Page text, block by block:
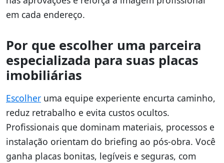
em cada endereço.
Por que escolher uma parceira
especializada para suas placas
imobiliárias
Escolher uma equipe experiente encurta caminho,
reduz retrabalho e evita custos ocultos.
Profissionais que dominam materiais, processos e
instalação orientam do briefing ao pós-obra. Você
ganha placas bonitas, legíveis e seguras, com